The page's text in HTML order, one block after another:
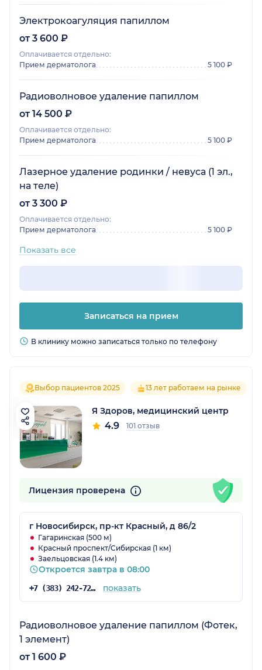
Электрокоагуляция папиллом
от 3 600 ₽
Оплачивается отдельно:
Прием дерматолога
5 100 ₽
Радиоволновое удаление папиллом
от 14 500 ₽
Оплачивается отдельно:
Прием дерматолога
5 100 ₽
Лазерное удаление родинки / невуса (1 эл.,
на теле)
от 3 300 ₽
Оплачивается отдельно:
Прием дерматолога
5 100 ₽
Показать все
Записаться на прием
В клинику можно записаться только по телефону
Выбор пациентов 2025 13 лет работаем на рынке
Я Здоров, медицинский центр
4.9 101 отзыв
Лицензия проверена
г Новосибирск, пр-кт Красный, д 86/2
Гагаринская (500 м)
Красный проспект/Сибирская (1 км)
Заельцовская (1.4 км)
Откроется завтра в 08:00
+7 (383) 242-72-94 показать
Радиоволновое удаление папиллом (Фотек,
1 элемент)
от 1 600 ₽